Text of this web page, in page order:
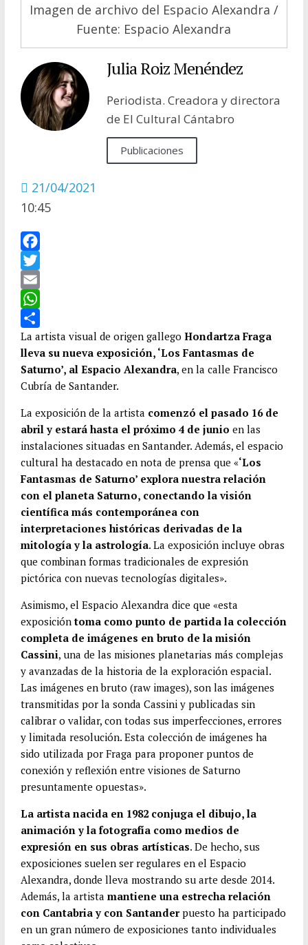
Imagen de archivo del Espacio Alexandra /
Fuente: Espacio Alexandra
Julia Roiz Menéndez
Periodista. Creadora y directora
de El Cultural Cántabro
Publicaciones
21/04/2021
10:45
F
a
c
e
b
o
o
T
w
t
t
e
E
m
a
i
l
W
h
a
t
A
p
p
C
o
m
a
r
t
i
r
La artista visual de origen gallego Hondartza Fraga
lleva su nueva exposición, ‘Los Fantasmas de
Saturno’, al Espacio Alexandra, en la calle Francisco
Cubría de Santander.
La exposición de la artista comenzó el pasado 16 de
abril y estará hasta el próximo 4 de junio en las
instalaciones situadas en Santander. Además, el espacio
cultural ha destacado en nota de prensa que «‘Los
Fantasmas de Saturno’ explora nuestra relación
con el planeta Saturno, conectando la visión
científica más contemporánea con
interpretaciones históricas derivadas de la
mitología y la astrología. La exposición incluye obras
que combinan formas tradicionales de expresión
pictórica con nuevas tecnologías digitales».
Asimismo, el Espacio Alexandra dice que «esta
exposicióntoma como punto de partida la colección
completa de imágenes en bruto de la misión
Cassini, una de las misiones planetarias más complejas
y avanzadas de la historia de la exploración espacial.
Las imágenes en bruto (raw images), son las imágenes
transmitidas por la sonda Cassini y publicadas sin
calibrar o validar, con todas sus imperfecciones, errores
y limitada resolución. Esta colección de imágenes ha
sido utilizada por Fraga para proponer puntos de
conexión y reflexión entre visiones de Saturno
presuntamente opuestas».
La artista nacida en 1982 conjuga el dibujo, la
animación y la fotografía como medios de
expresión en sus obras artísticas. De hecho, sus
exposiciones suelen ser regulares en el Espacio
Alexandra, donde lleva mostrando su arte desde 2014.
Además, la artista mantiene una estrecha relación
con Cantabria y con Santanderpuesto ha participado
en un gran número de exposiciones tanto individuales